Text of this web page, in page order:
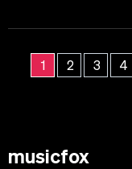
1 2 3 4
musicfox